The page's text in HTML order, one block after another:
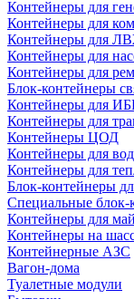
Контейнеры для
Контейнеры для
Контейнеры для
Контейнеры для
Контейнеры для
Блок-контейнеры
Контейнеры для
Контейнеры для
Контейнеры ЦОД
Контейнеры для
Контейнеры для
Блок-контейнеры
Специальные блок-
Контейнеры для
Контейнеры на
Контейнерные АЗС
Вагон-дома
Туалетные модули